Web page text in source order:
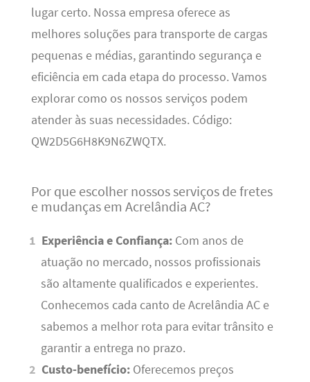
lugar certo. Nossa empresa oferece as
melhores soluções para transporte de cargas
pequenas e médias, garantindo segurança e
eficiência em cada etapa do processo. Vamos
explorar como os nossos serviços podem
atender às suas necessidades. Código:
QW2D5G6H8K9N6ZWQTX.
Por que escolher nossos serviços de fretes
e mudanças em Acrelândia AC?
Experiência e Confiança: Com anos de
atuação no mercado, nossos profissionais
são altamente qualificados e experientes.
Conhecemos cada canto de Acrelândia AC e
sabemos a melhor rota para evitar trânsito e
garantir a entrega no prazo.
Custo-benefício: Oferecemos preços